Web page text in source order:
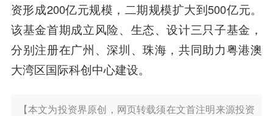
资形成200亿元规模，二期规模扩大到500亿元。
该基金首期成立风险、生态、设计三只子基金，
分别注册在广州、深圳、珠海，共同助力粤港澳
大湾区国际科创中心建设。
【本文为投资界原创，网页转载须在文首注明来源投资